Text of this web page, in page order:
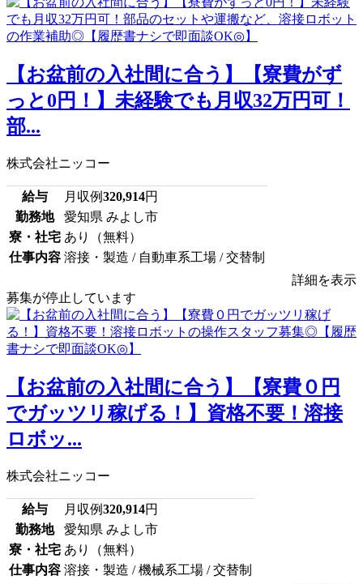
【お盆前の入社間に合う】【寮費がず
っと0円！】未経験でも月収32万円可！
部...
株式会社ニッコー
給与 月収例320,914円
勤務地
愛知県 みよし市
寮・社宅 あり（無料）
仕事内容 溶接・製造 / 自動車系工場 / 交替制
詳細を表示
募集が停止しています
【お盆前の入社間に合う】【寮費０円
でガッツリ稼げる！】資格不要！溶接
ロボッ...
株式会社ニッコー
給与 月収例320,914円
勤務地
愛知県 みよし市
寮・社宅 あり（無料）
仕事内容 溶接・製造 / 機械系工場 / 交替制